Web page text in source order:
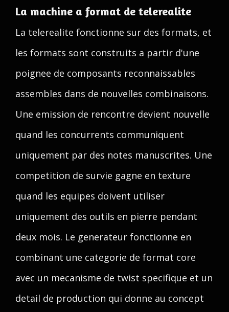
La machine a format de telerealite
La telerealite fonctionne sur des formats, et
les formats sont construits a partir d'une
poignee de composants reconnaissables
assembles dans de nouvelles combinaisons.
Une emission de rencontre devient nouvelle
quand les concurrents communiquent
uniquement par des notes manuscrites. Une
competition de survie gagne en texture
quand les equipes doivent utiliser
uniquement des outils en pierre pendant
deux mois. Le generateur fonctionne en
combinant une categorie de format core
avec un mecanisme de twist specifique et un
detail de production qui donne au concept